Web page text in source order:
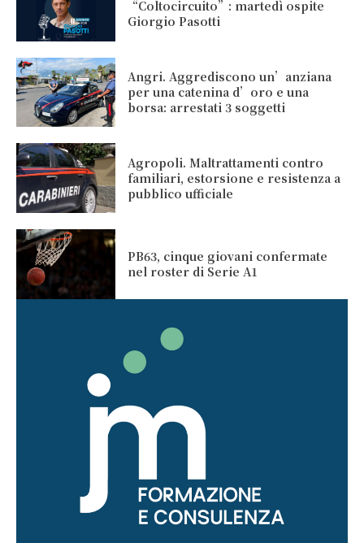
“Coltocircuito”: martedì ospite
Giorgio Pasotti
Angri. Aggrediscono un’anziana
per una catenina d’oro e una
borsa: arrestati 3 soggetti
Agropoli. Maltrattamenti contro
familiari, estorsione e resistenza a
pubblico ufficiale
PB63, cinque giovani confermate
nel roster di Serie A1